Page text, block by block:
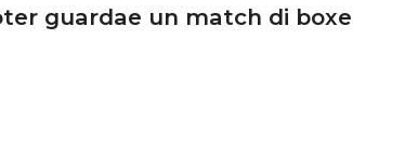
guardae un match di boxe